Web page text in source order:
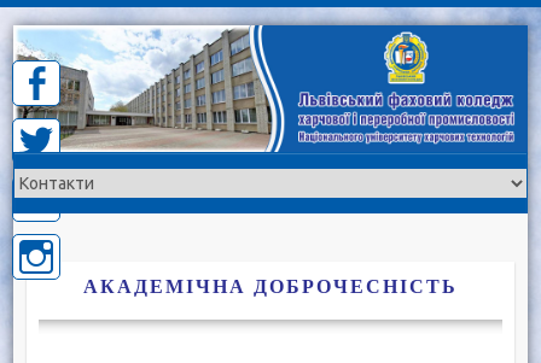
Skip
content
АКАДЕМІЧНА ДОБРОЧЕСНІСТЬ